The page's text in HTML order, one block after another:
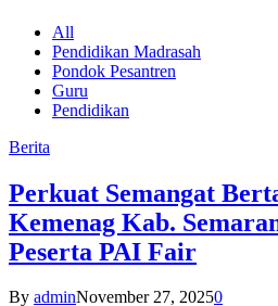
All
Pendidikan Madrasah
Pondok Pesantren
Guru
Pendidikan
Berita
Perkuat Semangat
Kemenag Kab.
Peserta PAI Fair
By adminNovember 27, 20250